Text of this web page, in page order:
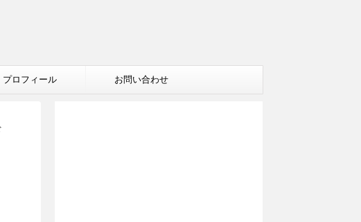
プロフィール お問い合わせ